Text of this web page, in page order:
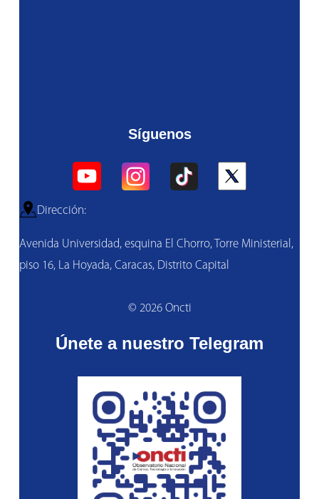
Síguenos
Dirección:
Avenida Universidad, esquina El Chorro, Torre Ministerial,
piso 16, La Hoyada, Caracas, Distrito Capital
© 2026 Oncti
Únete a nuestro Telegram